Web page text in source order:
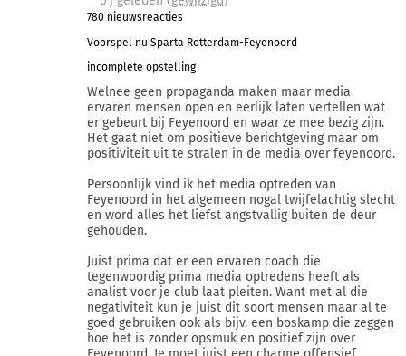
780 nieuwsreacties
Voorspel nu Sparta Rotterdam-Feyenoord
incomplete opstelling
Welnee geen propaganda maken maar media
ervaren mensen open en eerlijk laten vertellen wat
er gebeurt bij Feyenoord en waar ze mee bezig zijn.
Het gaat niet om positieve berichtgeving maar om
positiviteit uit te stralen in de media over feyenoord.
Persoonlijk vind ik het media optreden van
Feyenoord in het algemeen nogal twijfelachtig slecht
en word alles het liefst angstvallig buiten de deur
gehouden.
Juist prima dat er een ervaren coach die
tegenwoordig prima media optredens heeft als
analist voor je club laat pleiten. Want met al die
negativiteit kun je juist dit soort mensen maar al te
goed gebruiken ook als bijv. een boskamp die zeggen
hoe het is zonder opsmuk en positief zijn over